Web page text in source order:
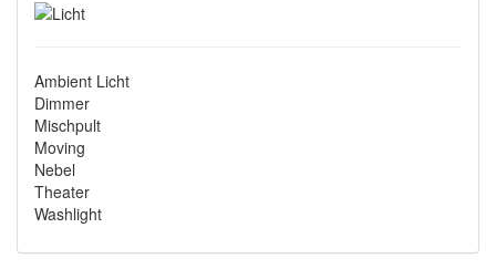
Ambient Licht
Dimmer
Mischpult
Moving
Nebel
Theater
Washlight